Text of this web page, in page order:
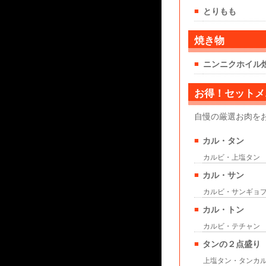
■ とりもも
焼き物
■ ニンニクホイル
お得！セット
自慢の厳選お肉を
■ カル・タン
カルビ・上塩タン
■ カル・サン
カルビ・サンギョ
■ カル・トン
カルビ・テチャン
■ タンの２点盛り
上塩タン・タンカ